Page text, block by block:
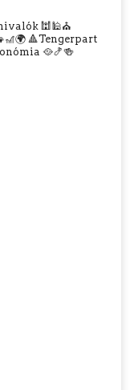
🕍🕌⛪
🔺Tengerpart
🥘🍤🍻